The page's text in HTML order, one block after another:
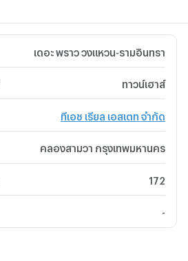
เดอะ พราว วงแหวน-รามอินทรา
ทาวน์เฮาส์
ทีเอช เรียล เอสเตท จำกัด
คลองสามวา กรุงเทพมหานคร
172